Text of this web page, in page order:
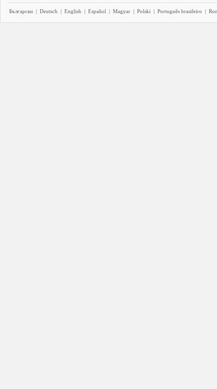
Български | Deutsch | English | Español | Magyar | Polski | Português brasileiro |